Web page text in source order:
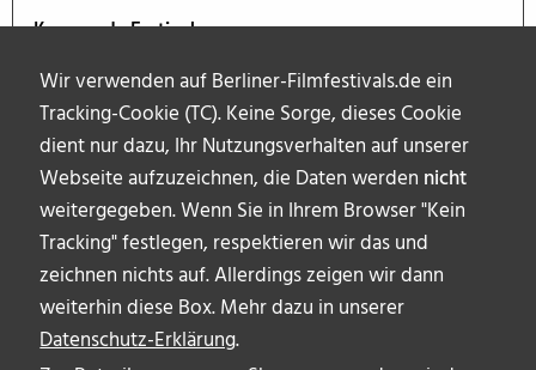
Wir verwenden auf Berliner-Filmfestivals.de ein
Tracking-Cookie (TC). Keine Sorge, dieses Cookie
dient nur dazu, Ihr Nutzungsverhalten auf unserer
Webseite aufzuzeichnen, die Daten werden nicht
weitergegeben. Wenn Sie in Ihrem Browser "Kein
Tracking" festlegen, respektieren wir das und
zeichnen nichts auf. Allerdings zeigen wir dann
weiterhin diese Box. Mehr dazu in unserer
Datenschutz-Erklärung.
Kommende Festivals